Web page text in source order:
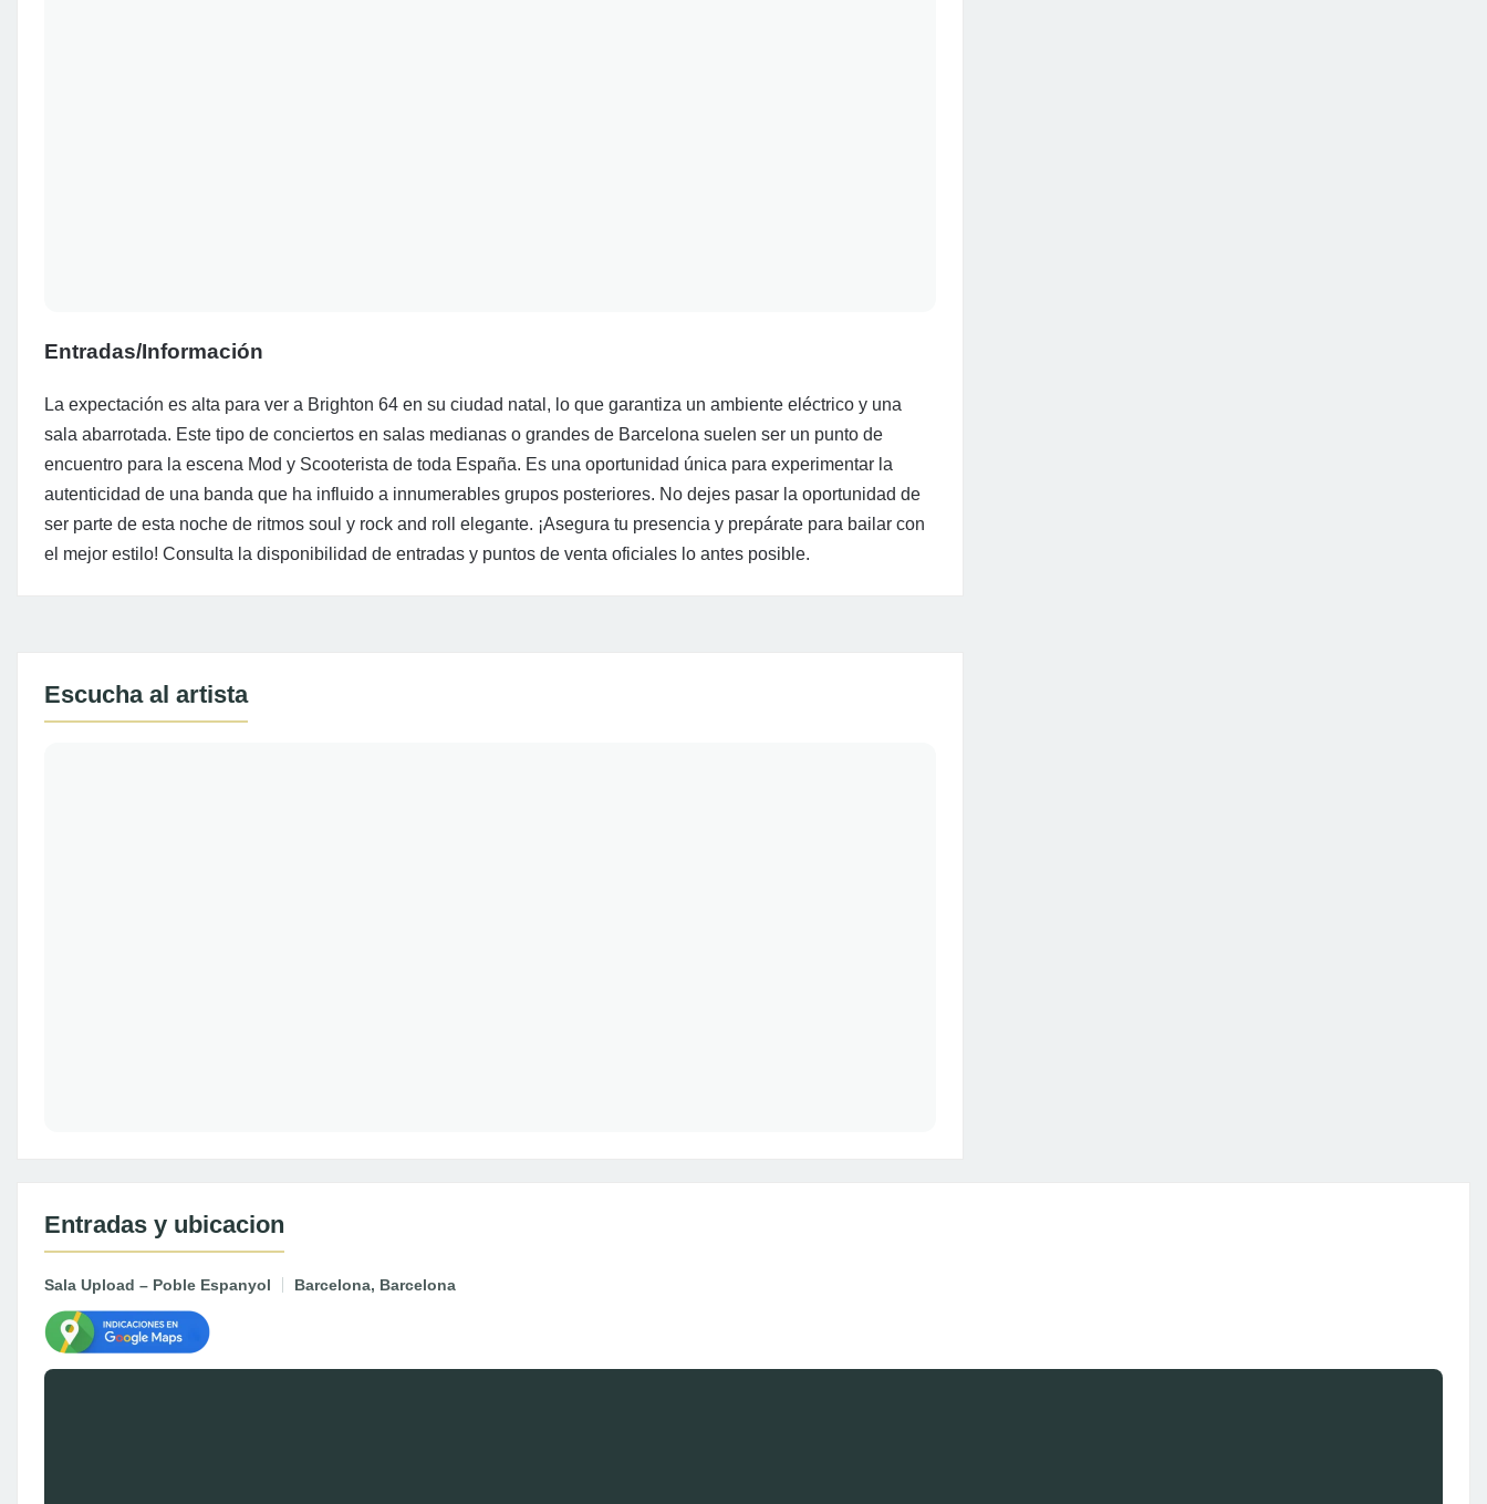
Entradas/Información
La expectación es alta para ver a Brighton 64 en su ciudad natal, lo que garantiza un ambiente eléctrico y una
sala abarrotada. Este tipo de conciertos en salas medianas o grandes de Barcelona suelen ser un punto de
encuentro para la escena Mod y Scooterista de toda España. Es una oportunidad única para experimentar la
autenticidad de una banda que ha influido a innumerables grupos posteriores. No dejes pasar la oportunidad de
ser parte de esta noche de ritmos soul y rock and roll elegante. ¡Asegura tu presencia y prepárate para bailar con
el mejor estilo! Consulta la disponibilidad de entradas y puntos de venta oficiales lo antes posible.
Escucha al artista
Entradas y ubicacion
Sala Upload – Poble Espanyol Barcelona, Barcelona